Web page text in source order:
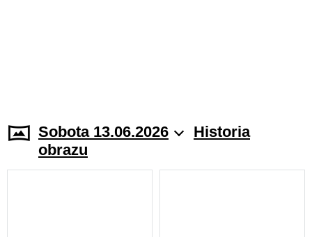
Sobota 13.06.2026
Historia
obrazu